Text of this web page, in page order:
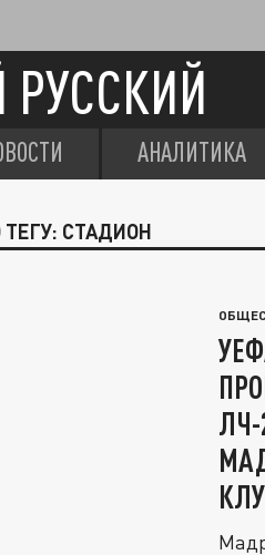
АНАЛИТИКА
СТАДИОН
ЛЧ-